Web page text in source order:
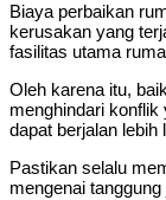
Biaya perbaikan
kerusakan yang
fasilitas utama
Oleh karena itu,
menghindari
dapat berjalan lebih
Pastikan selalu
mengenai